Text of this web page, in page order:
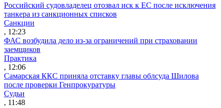
Российский судовладелец отозвал иск к ЕС после исключения
танкера из санкционных списков
Санкции
, 12:23
ФАС возбудила дело из-за ограничений при страховании
заемщиков
Практика
, 12:06
Самарская ККС приняла отставку главы облсуда Шилова
после проверки Генпрокуратуры
Судьи
, 11:48